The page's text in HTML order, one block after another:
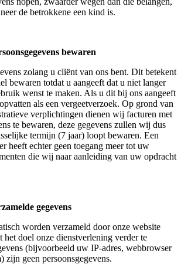
de betrokkene een kind is.
bewaren
zolang u cliënt van ons bent. Dit betekent
bewaren totdat u aangeeft dat u niet langer
wenst te maken. Als u dit bij ons aangeeft
als een vergeetverzoek. Op grond van
verplichtingen dienen wij facturen met
te bewaren, deze gegevens zullen wij dus
termijn (7 jaar) loopt bewaren. Een
heeft echter geen toegang meer tot uw
die wij naar aanleiding van uw opdracht
gegevens
worden verzameld door onze website
doel onze dienstverlening verder te
(bijvoorbeeld uw IP-adres, webbrowser
zijn geen persoonsgegevens.